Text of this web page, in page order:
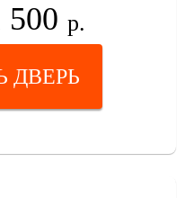
500 р.
ДВЕРЬ